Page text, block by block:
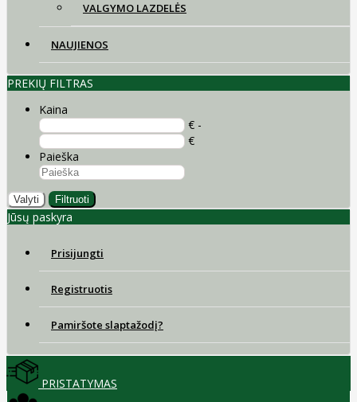
VALGYMO LAZDELĖS
NAUJIENOS
PREKIŲ FILTRAS
Kaina
€ -
€
Paieška
Valyti Filtruoti
Jūsų paskyra
Prisijungti
Registruotis
Pamiršote slaptažodį?
PRISTATYMAS